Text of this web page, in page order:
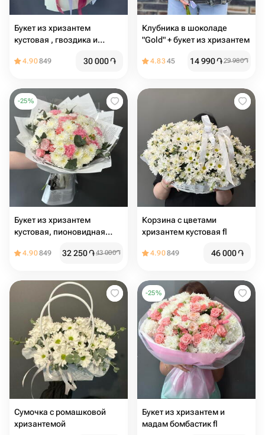
Букет из хризантем
кустовая , гвоздика и
4.90849 30 000֏
Клубника в шоколаде
"Gold" + букет из хризантем
4.8345 14 990֏29 980֏
-25%
Букет из хризантем
кустовая, пионовидная
4.90849 32 250֏43 000֏
Корзина с цветами
хризантем кустовая fl
4.90849 46 000֏
Сумочка с ромашковой
хризантемой
-25%
Букет из хризантем и
мадам бомбастик fl